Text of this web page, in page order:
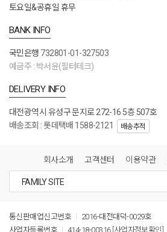
토요일&공휴일 휴무
BANK INFO
국민은행 732801-01-327503
예금주 : 박서윤(필터테크)
DELIVERY INFO
대전광역시 유성구 문지로 272-16 5층 507호
배송조회 : 롯데택배 1588-2121
배송추적
회사소개 고객센터 이용약관
통신판매업신고번호
2016-대전대덕-0029호
사업자등록번호
414-18-00316 [사업자정보확인]